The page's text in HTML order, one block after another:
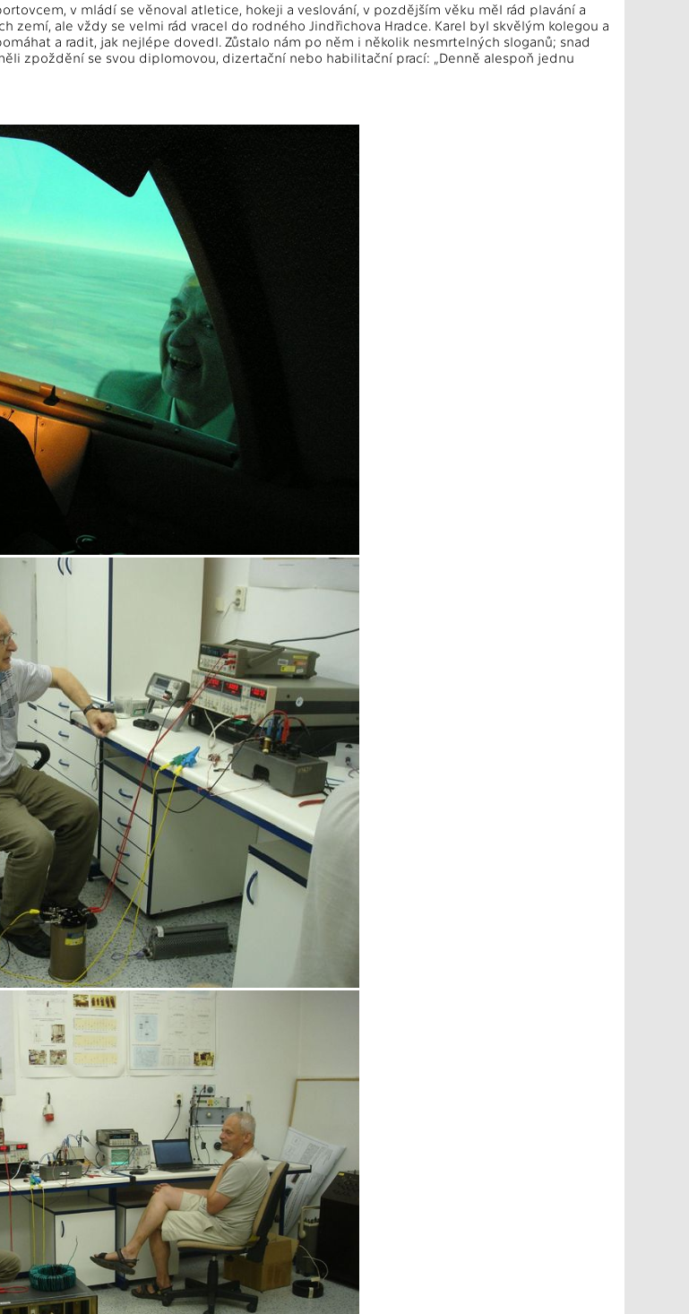
v mládí se věnoval atletice, hokeji a veslování, v pozdějším věku měl rád plavání a
zemí, ale vždy se velmi rád vracel do rodného Jindřichova Hradce. Karel byl skvělým kolegou a
a radit, jak nejlépe dovedl. Zůstalo nám po něm i několik nesmrtelných sloganů; snad
zpoždění se svou diplomovou, dizertační nebo habilitační prací: „Denně alespoň jednu